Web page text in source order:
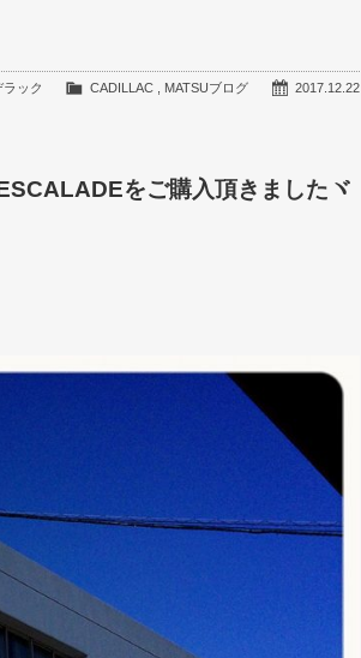
2017.12.22
CADILLAC MATSUブログ
ラック
をご購入頂きましたヾ